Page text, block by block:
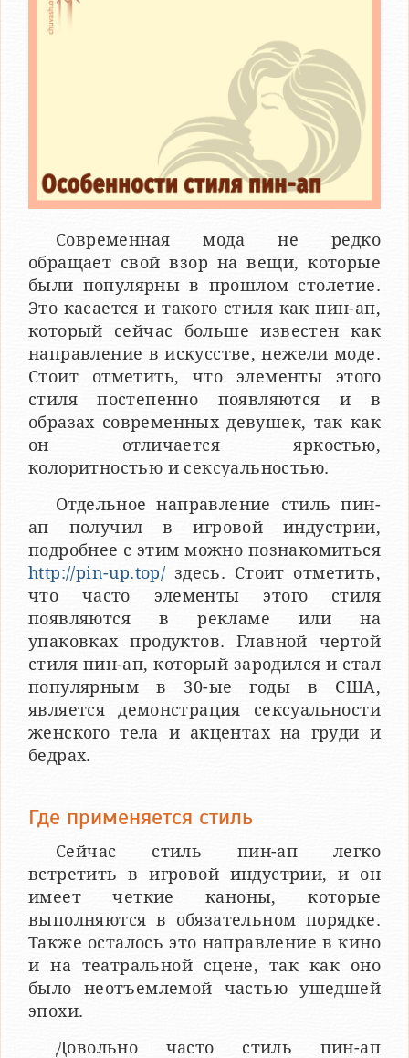
Современная мода не редко
обращает свой взор на вещи, которые
были популярны в прошлом столетие.
Это касается и такого стиля как пин-ап,
который сейчас больше известен как
направление в искусстве, нежели моде.
Стоит отметить, что элементы этого
стиля постепенно появляются и в
образах современных девушек, так как
он отличается яркостью,
колоритностью и сексуальностью.
Отдельное направление стиль пин-
ап получил в игровой индустрии,
подробнее с этим можно познакомиться
http://pin-up.top/ здесь. Стоит отметить,
что часто элементы этого стиля
появляются в рекламе или на
упаковках продуктов. Главной чертой
стиля пин-ап, который зародился и стал
популярным в 30-ые годы в США,
является демонстрация сексуальности
женского тела и акцентах на груди и
бедрах.
Где применяется стиль
Сейчас стиль пин-ап легко
встретить в игровой индустрии, и он
имеет четкие каноны, которые
выполняются в обязательном порядке.
Также осталось это направление в кино
и на театральной сцене, так как оно
было неотъемлемой частью ушедшей
эпохи.
Довольно часто стиль пин-ап